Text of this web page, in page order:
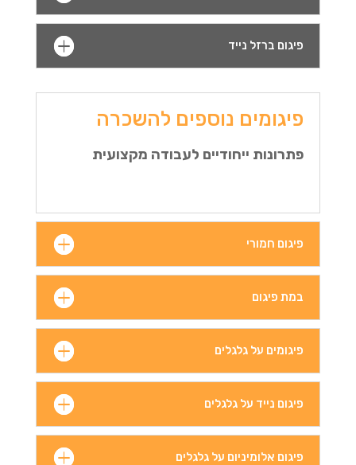
פיגום ברזל נייד
פיגומים נוספים להשכרה
פתרונות ייחודיים לעבודה מקצועית
פיגום חמורי
במת פיגום
פיגומים על גלגלים
פיגום נייד על גלגלים
פיגום אלומיניום על גלגלים